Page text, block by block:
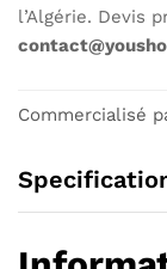
l’Algérie. Devis
Commercialisé